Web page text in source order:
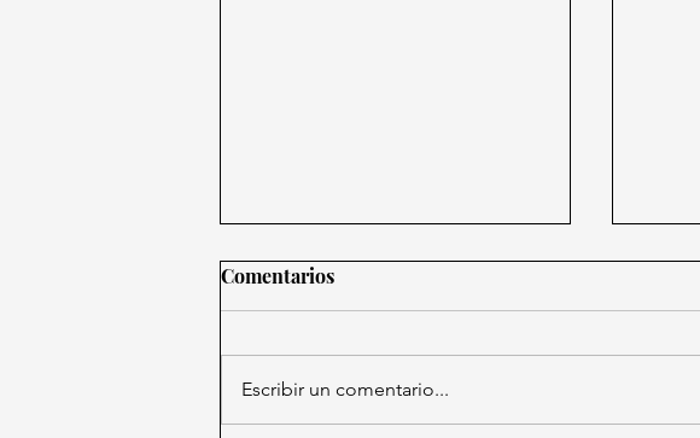
Comentarios
Escribir un comentario...